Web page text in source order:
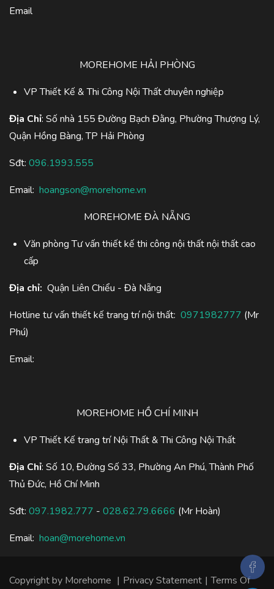
Email
MOREHOME HẢI PHÒNG
VP Thiết Kế & Thi Công Nội Thất chuyên nghiệp
Địa Chỉ: Số nhà 155 Đường Bạch Đằng, Phường Thượng Lý,
Quận Hồng Bàng, TP Hải Phòng
Sđt: 096.1993.555
Email: hoangson@morehome.vn
MOREHOME ĐÀ NẴNG
Văn phòng Tư vấn thiết kế thi công nội thất nội thất cao
cấp
Địa chỉ: Quận Liên Chiểu - Đà Nẵng
Hotline tư vấn thiết kế trang trí nội thất: 0971982777 (Mr
Phú)
Email:
MOREHOME HỒ CHÍ MINH
VP Thiết Kế trang trí Nội Thất & Thi Công Nội Thất
Địa Chỉ: Số 10, Đường Số 33, Phường An Phú, Thành Phố
Thủ Đức, Hồ Chí Minh
Sđt: 097.1982.777 - 028.62.79.6666 (Mr Hoàn)
Email: hoan@morehome.vn
Copyright by Morehome | Privacy Statement | Terms Of